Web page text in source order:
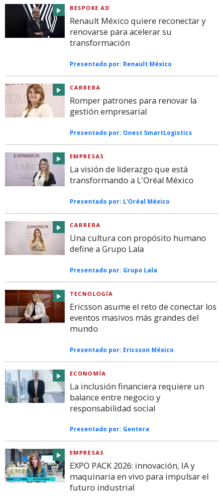
BESPOKE AD
Renault México quiere reconectar y
renovarse para acelerar su
transformación
Presentado por: Renault México
CARRERA
Romper patrones para renovar la
gestión empresarial
Presentado por: Onest SmartLogistics
EMPRESAS
La visión de liderazgo que está
transformando a L'Oréal México
Presentado por: L'Oréal México
CARRERA
Una cultura con propósito humano
define a Grupo Lala
Presentado por: Grupo Lala
TECNOLOGÍA
Ericsson asume el reto de conectar los
eventos masivos más grandes del
mundo
Presentado por: Ericsson México
ECONOMÍA
La inclusión financiera requiere un
balance entre negocio y
responsabilidad social
Presentado por: Gentera
EMPRESAS
EXPO PACK 2026: innovación, IA y
maquinaria en vivo para impulsar el
futuro industrial